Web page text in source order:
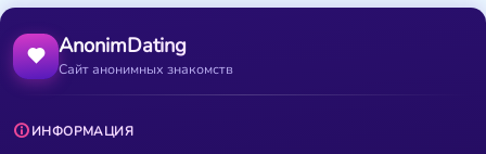
AnonimDating
Сайт анонимных знакомств
ИНФОРМАЦИЯ